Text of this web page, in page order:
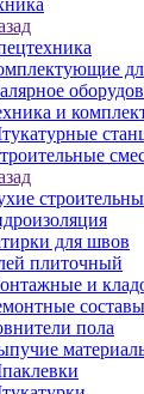
и
для швов
плиточный
и
составы
пола